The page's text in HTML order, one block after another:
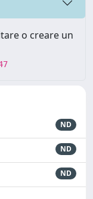
o creare un
ND
ND
ND